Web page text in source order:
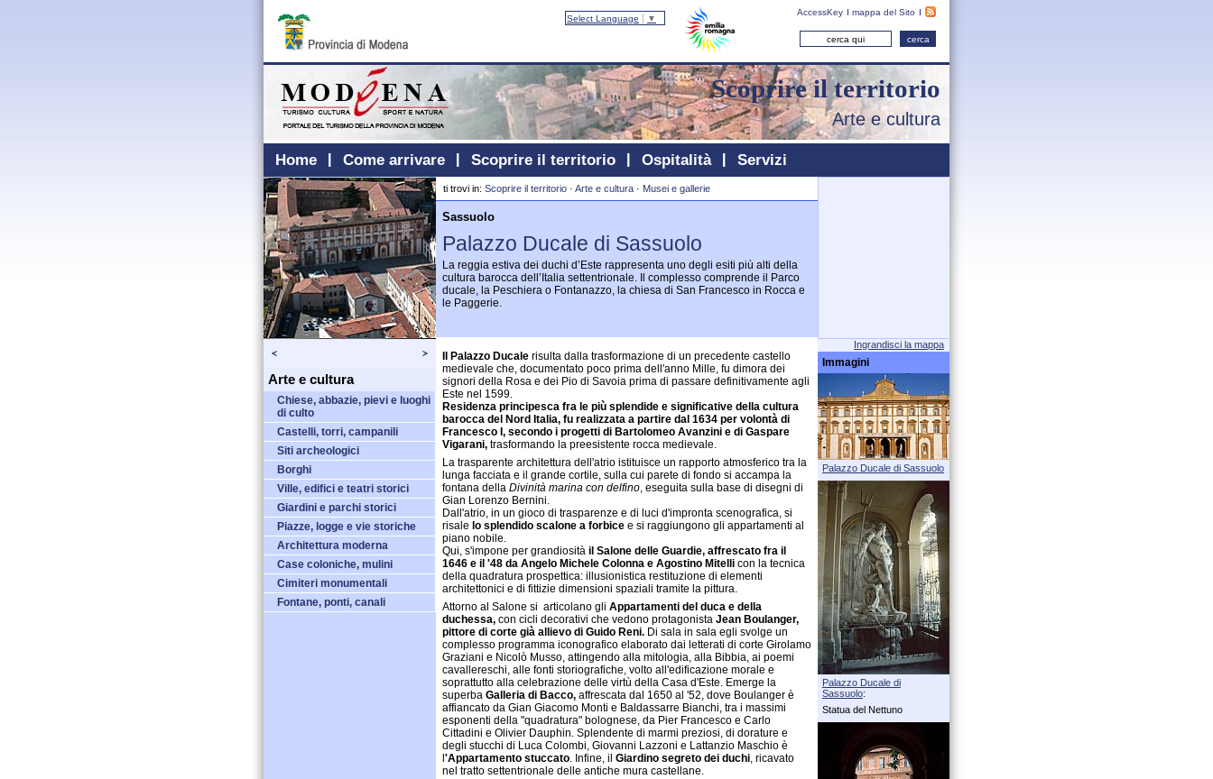
AccessKey mappa del Sito
Select Language ▼
Scoprire il territorio
Arte e cultura
Home Come arrivare Scoprire il territorio Ospitalità Servizi
Arte e cultura
Chiese, abbazie, pievi e luoghi
di culto
Castelli, torri, campanili
Siti archeologici
Borghi
Ville, edifici e teatri storici
Giardini e parchi storici
Piazze, logge e vie storiche
Architettura moderna
Case coloniche, mulini
Cimiteri monumentali
Fontane, ponti, canali
Ingrandisci la mappa
Immagini
Palazzo Ducale di Sassuolo
Palazzo Ducale di
Sassuolo:
Statua del Nettuno
ti trovi in: Scoprire il territorio · Arte e cultura · Musei e gallerie
Sassuolo
Palazzo Ducale di Sassuolo
La reggia estiva dei duchi d’Este rappresenta uno degli esiti più alti della
cultura barocca dell’Italia settentrionale. Il complesso comprende il Parco
ducale, la Peschiera o Fontanazzo, la chiesa di San Francesco in Rocca e
le Paggerie.
Il Palazzo Ducale risulta dalla trasformazione di un precedente castello
medievale che, documentato poco prima dell'anno Mille, fu dimora dei
signori della Rosa e dei Pio di Savoia prima di passare definitivamente agli
Este nel 1599.
Residenza principesca fra le più splendide e significative della cultura
barocca del Nord Italia, fu realizzata a partire dal 1634 per volontà di
Francesco I, secondo i progetti di Bartolomeo Avanzini e di Gaspare
Vigarani, trasformando la preesistente rocca medievale.
La trasparente architettura dell'atrio istituisce un rapporto atmosferico tra la
lunga facciata e il grande cortile, sulla cui parete di fondo si accampa la
fontana della Divinità marina con delfino, eseguita sulla base di disegni di
Gian Lorenzo Bernini.
Dall'atrio, in un gioco di trasparenze e di luci d'impronta scenografica, si
risale lo splendido scalone a forbice e si raggiungono gli appartamenti al
piano nobile.
Qui, s'impone per grandiosità il Salone delle Guardie, affrescato fra il
1646 e il '48 da Angelo Michele Colonna e Agostino Mitelli con la tecnica
della quadratura prospettica: illusionistica restituzione di elementi
architettonici e di fittizie dimensioni spaziali tramite la pittura.
Attorno al Salone si articolano gli Appartamenti del duca e della
duchessa, con cicli decorativi che vedono protagonista Jean Boulanger,
pittore di corte già allievo di Guido Reni. Di sala in sala egli svolge un
complesso programma iconografico elaborato dai letterati di corte Girolamo
Graziani e Nicolò Musso, attingendo alla mitologia, alla Bibbia, ai poemi
cavallereschi, alle fonti storiografiche, volto all'edificazione morale e
soprattutto alla celebrazione delle virtù della Casa d'Este. Emerge la
superba Galleria di Bacco, affrescata dal 1650 al '52, dove Boulanger è
affiancato da Gian Giacomo Monti e Baldassarre Bianchi, tra i massimi
esponenti della "quadratura" bolognese, da Pier Francesco e Carlo
Cittadini e Olivier Dauphin. Splendente di marmi preziosi, di dorature e
degli stucchi di Luca Colombi, Giovanni Lazzoni e Lattanzio Maschio è
'Appartamento stuccato. Infine, il Giardino segreto dei duchi, ricavato
nel tratto settentrionale delle antiche mura castellane.